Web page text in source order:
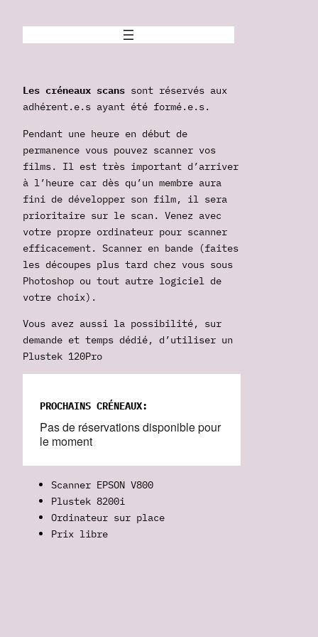
Les créneaux scans sont réservés aux
adhérent.e.s ayant été formé.e.s.
Pendant une heure en début de
permanence vous pouvez scanner vos
films. Il est très important d’arriver
à l’heure car dès qu’un membre aura
fini de développer son film, il sera
prioritaire sur le scan. Venez avec
votre propre ordinateur pour scanner
efficacement. Scanner en bande (faites
les découpes plus tard chez vous sous
Photoshop ou tout autre logiciel de
votre choix).
Vous avez aussi la possibilité, sur
demande et temps dédié, d’utiliser un
Plustek 120Pro
PROCHAINS CRÉNEAUX:
Pas de réservations disponible pour
le moment
Scanner EPSON V800
Plustek 8200i
Ordinateur sur place
Prix libre